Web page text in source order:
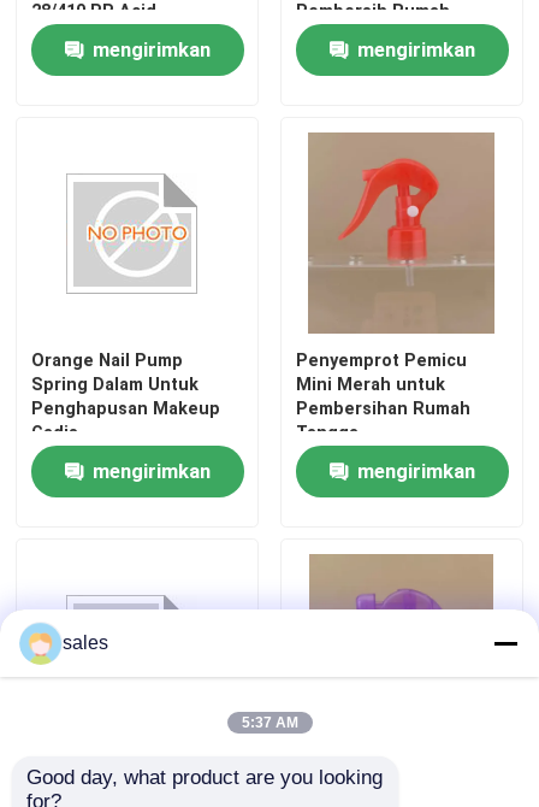
Berita
Penyemprot Pompa Parfum
Penyemprot Pompa Pemicu
Penyemprot Pompa Kabut Halus
Penetes Minyak Esensial
Pompa Lotion Dispenser
Pompa Busa Plastik
Pompa Penghapus Cat Kuku
botol pompa pengap
28/410 PP Acid
Resistant for Industrial
Cleaningmengirimkan
Pembersih Rumah
Tangga untuk Botol K601
mengirimkan
Orange Nail Pump
Spring Dalam Untuk
Penghapusan Makeup
Gadis
mengirimkan
Penyemprot Pemicu
Mini Merah untuk
Pembersihan Rumah
Tangga
mengirimkan
Orange Mini Trigger
Purple Mini Trigger
sales
5:37 AM
Good day, what product are you looking
for?